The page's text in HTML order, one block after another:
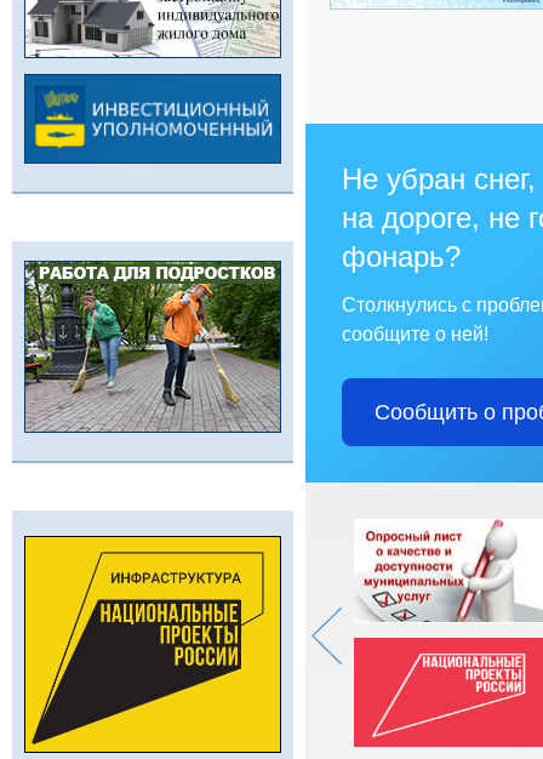
Не убран
на дороге, не
фонарь?
Столкнулись с
сообщите о ней!
Сообщить о